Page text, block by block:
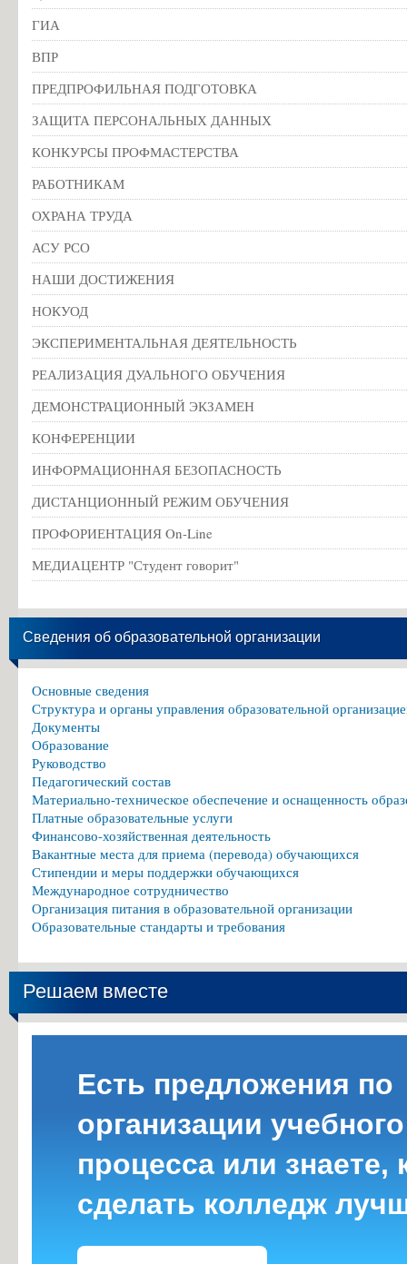
ГИА
ВПР
ПРЕДПРОФИЛЬНАЯ ПОДГОТОВКА
ЗАЩИТА ПЕРСОНАЛЬНЫХ ДАННЫХ
КОНКУРСЫ ПРОФМАСТЕРСТВА
РАБОТНИКАМ
ОХРАНА ТРУДА
АСУ РСО
НАШИ ДОСТИЖЕНИЯ
НОКУОД
ЭКСПЕРИМЕНТАЛЬНАЯ ДЕЯТЕЛЬНОСТЬ
РЕАЛИЗАЦИЯ ДУАЛЬНОГО ОБУЧЕНИЯ
ДЕМОНСТРАЦИОННЫЙ ЭКЗАМЕН
КОНФЕРЕНЦИИ
ИНФОРМАЦИОННАЯ БЕЗОПАСНОСТЬ
ДИСТАНЦИОННЫЙ РЕЖИМ ОБУЧЕНИЯ
ПРОФОРИЕНТАЦИЯ On-Line
МЕДИАЦЕНТР "Студент говорит"
Сведения об образовательной организации
Основные сведения
Структура и органы управления образовательной
Документы
Образование
Руководство
Педагогический состав
Материально-техническое обеспечение и оснащенность
Платные образовательные услуги
Финансово-хозяйственная деятельность
Вакантные места для приема (перевода) обучающихся
Стипендии и меры поддержки обучающихся
Международное сотрудничество
Организация питания в образовательной организации
Образовательные стандарты и требования
Решаем вместе
Есть предложения по
организации учебного
процесса или знаете,
сделать колледж